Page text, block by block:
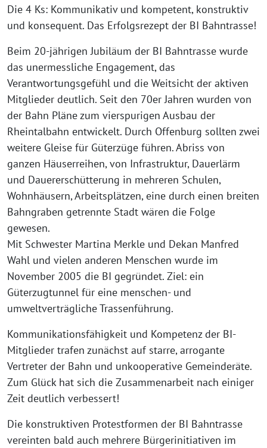
Die 4 Ks: Kommunikativ und kompetent, konstruktiv
und konsequent. Das Erfolgsrezept der BI Bahntrasse!
Beim 20-jährigen Jubiläum der BI Bahntrasse wurde
das unermessliche Engagement, das
Verantwortungsgefühl und die Weitsicht der aktiven
Mitglieder deutlich. Seit den 70er Jahren wurden von
der Bahn Pläne zum vierspurigen Ausbau der
Rheintalbahn entwickelt. Durch Offenburg sollten zwei
weitere Gleise für Güterzüge führen. Abriss von
ganzen Häuserreihen, von Infrastruktur, Dauerlärm
und Dauererschütterung in mehreren Schulen,
Wohnhäusern, Arbeitsplätzen, eine durch einen breiten
Bahngraben getrennte Stadt wären die Folge
gewesen.
Mit Schwester Martina Merkle und Dekan Manfred
Wahl und vielen anderen Menschen wurde im
November 2005 die BI gegründet. Ziel: ein
Güterzugtunnel für eine menschen- und
umweltverträgliche Trassenführung.
Kommunikationsfähigkeit und Kompetenz der BI-
Mitglieder trafen zunächst auf starre, arrogante
Vertreter der Bahn und unkooperative Gemeinderäte.
Zum Glück hat sich die Zusammenarbeit nach einiger
Zeit deutlich verbessert!
Die konstruktiven Protestformen der BI Bahntrasse
vereinten bald auch mehrere Bürgerinitiativen im